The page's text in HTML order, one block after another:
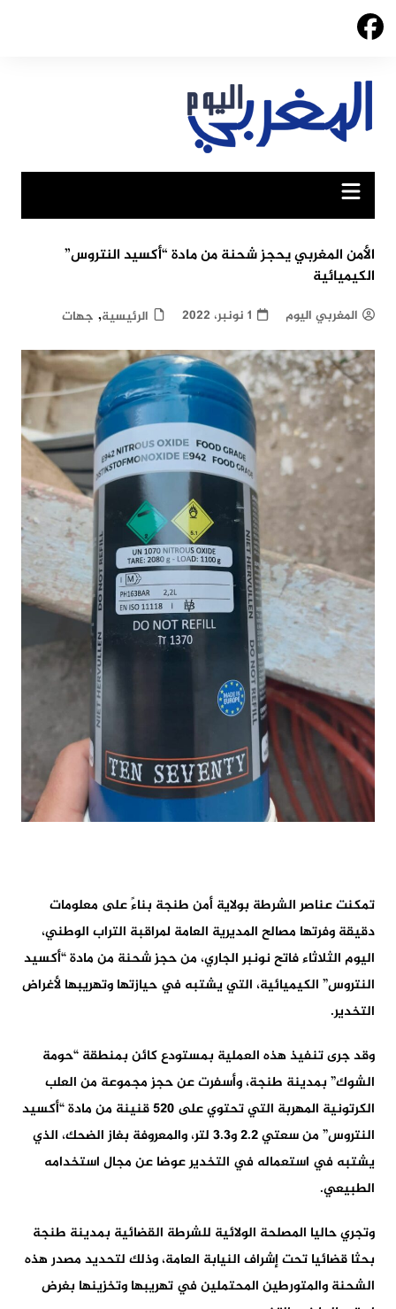
Skip
الأمن المغربي يحجز شحنة من مادة “أكسيد النتروس”
الكيميائية
المغربي اليوم 1 نونبر، 2022 الرئيسية, جهات
تمكنت عناصر الشرطة بولاية أمن طنجة بناءً على معلومات
دقيقة وفرتها مصالح المديرية العامة لمراقبة التراب الوطني،
اليوم الثلاثاء فاتح نونبر الجاري، من حجز شحنة من مادة “أكسيد
النتروس” الكيميائية، التي يشتبه في حيازتها وتهريبها لأغراض
التخدير.
وقد جرى تنفيذ هذه العملية بمستودع كائن بمنطقة “حومة
الشوك” بمدينة طنجة، وأسفرت عن حجز مجموعة من العلب
الكرتونية المهربة التي تحتوي على 520 قنينة من مادة “أكسيد
النتروس” من سعتي 2.2 و3.3 لتر، والمعروفة بغاز الضحك، الذي
يشتبه في استعماله في التخدير عوضا عن مجال استخدامه
الطبيعي.
وتجري حاليا المصلحة الولائية للشرطة القضائية بمدينة طنجة
بحثا قضائيا تحت إشراف النيابة العامة، وذلك لتحديد مصدر هذه
الشحنة والمتورطين المحتملين في تهريبها وتخزينها بغرض